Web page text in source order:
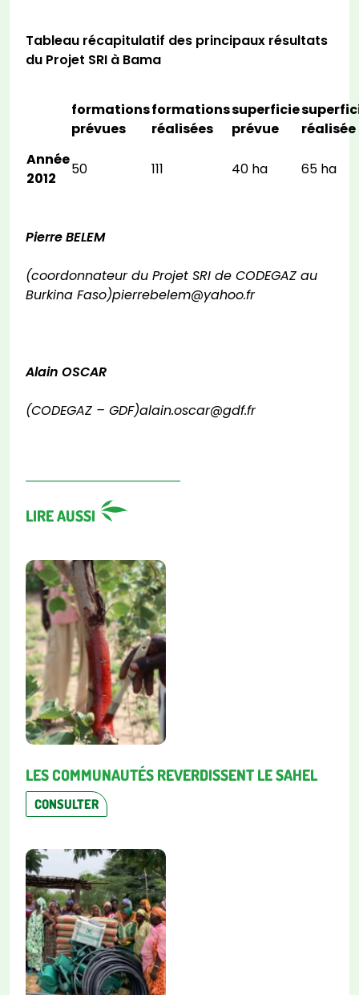
Tableau récapitulatif des principaux résultats
du Projet SRI à Bama
formations
prévues
formations
réalisées
superficie
prévue
réalisée
Année
2012
50 111 40 ha 65 ha
Pierre BELEM
(coordonnateur du Projet SRI de CODEGAZ au
Burkina Faso)pierrebelem@yahoo.fr
Alain OSCAR
(CODEGAZ – GDF)alain.oscar@gdf.fr
LIRE AUSSI
LES COMMUNAUTÉS REVERDISSENT LE SAHEL
CONSULTER